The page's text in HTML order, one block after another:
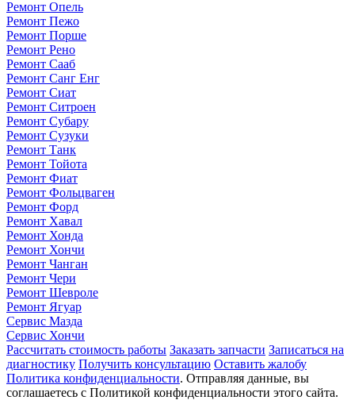
Ремонт Опель
Ремонт Пежо
Ремонт Порше
Ремонт Рено
Ремонт Сааб
Ремонт Санг Енг
Ремонт Сиат
Ремонт Ситроен
Ремонт Субару
Ремонт Сузуки
Ремонт Танк
Ремонт Тойота
Ремонт Фиат
Ремонт Фольцваген
Ремонт Форд
Ремонт Хавал
Ремонт Хонда
Ремонт Хончи
Ремонт Чанган
Ремонт Чери
Ремонт Шевроле
Ремонт Ягуар
Сервис Мазда
Сервис Хончи
Рассчитать стоимость работы Заказать запчасти Записаться на
диагностику Получить консультацию Оставить жалобу
Политика конфиденциальности. Отправляя данные, вы
соглашаетесь с Политикой конфиденциальности этого сайта.